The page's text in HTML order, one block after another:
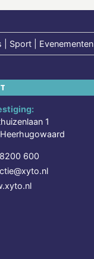
| Sport | Evenementen
1
600